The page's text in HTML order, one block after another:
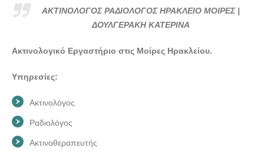
ΔΟΥΛΓΕΡΑΚΗ ΚΑΤΕΡΙΝΑ - doctors4u.gr
ΑΚΤΙΝΟΛΟΓΟΣ ΡΑΔΙΟΛΟΓΟΣ ΗΡΑΚΛΕΙΟ ΜΟΙΡΕΣ |
ΑΚΤΙΝΟΛΟΓΟΣ ΡΑΔΙΟΛΟΓΟΣ ΗΡΑΚΛΕΙΟ ΜΟΙΡΕΣ |
ΔΟΥΛΓΕΡΑΚΗ ΚΑΤΕΡΙΝΑ
Ακτινολογικό Εργαστήριο στις Μοίρες Ηρακλείου.
Υπηρεσίες:
Ακτινολόγος
Ραδιολόγος
Ακτινοθεραπευτής